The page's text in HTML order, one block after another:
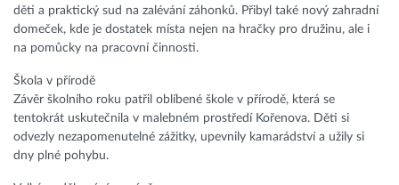
děti a praktický sud na zalévání záhonků. Přibyl také nový zahradní
domeček, kde je dostatek místa nejen na hračky pro družinu, ale i
na pomůcky na pracovní činnosti.
Škola v přírodě
Závěr školního roku patřil oblíbené škole v přírodě, která se
tentokrát uskutečnila v malebném prostředí Kořenova. Děti si
odvezly nezapomenutelné zážitky, upevnily kamarádství a užily si
dny plné pohybu.